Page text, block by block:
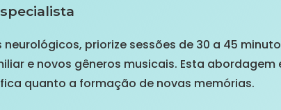
priorize sessões de 30 a 45
e novos gêneros musicais. Esta abordagem
quanto a formação de novas memórias.